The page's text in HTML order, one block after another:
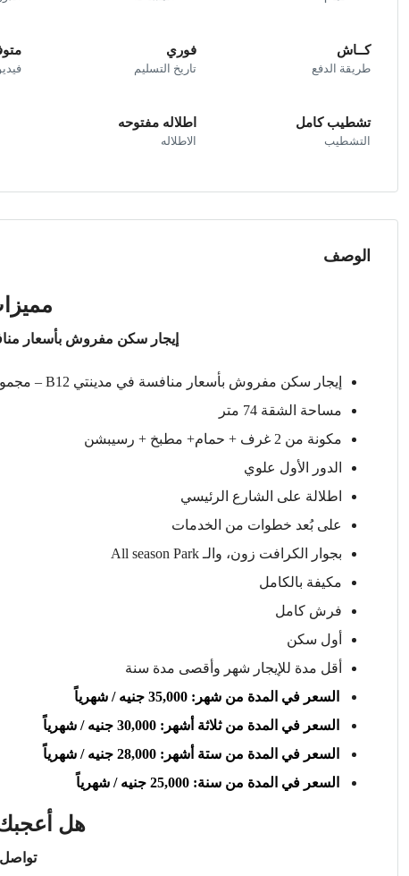
كــاش
طريقة الدفع
فوري
تاريخ التسليم
تشطيب كامل
التشطيب
اطلاله مفتوحه
الاطلاله
الوصف
إيجار سكن مفروش بأسعار
إيجار سكن مفروش بأسعار منافسة في مدينتي B12 – مجموعة 124
مساحة الشقة 74 متر
مكونة من 2 غرف + حمام+ مطبخ + رسيبشن
الدور الأول علوي
اطلالة على الشارع الرئيسي
على بُعد خطوات من الخدمات
بجوار الكرافت زون، والـ All season Park
مكيفة بالكامل
فرش كامل
أول سكن
أقل مدة للإيجار شهر وأقصى مدة سنة
السعر في المدة من شهر: 35,000 جنيه / شهرياً
السعر في المدة من ثلاثة أشهر: 30,000 جنيه / شهرياً
السعر في المدة من ستة أشهر: 28,000 جنيه / شهرياً
السعر في المدة من سنة: 25,000 جنيه / شهرياً
هل أعجبك
تواصل